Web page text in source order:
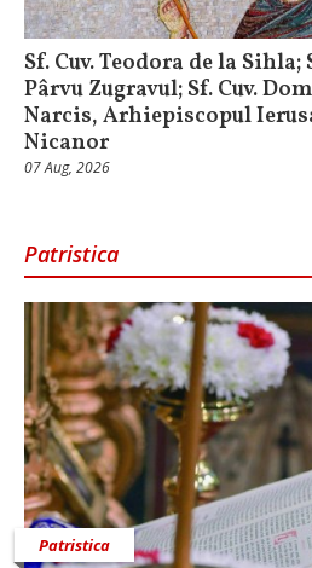
Sf. Cuv. Teodora de la Sihla;
Pârvu Zugravul; Sf. Cuv.
Narcis, Arhiepiscopul
Nicanor
07 Aug, 2026
Patristica
Patristica